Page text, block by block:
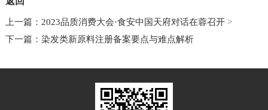
上一篇：2023品质消费大会·食安中国天府对话在蓉召开>
下一篇：染发类新原料注册备案要点与难点解析